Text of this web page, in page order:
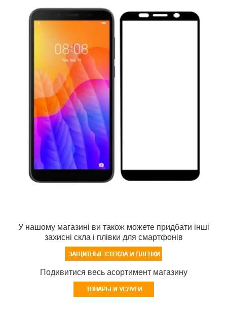
У нашому магазині ви також можете придбати інші
захисні скла і плівки для смартфонів
Подивитися весь асортимент магазину